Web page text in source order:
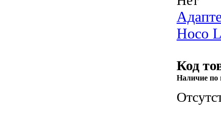
Hoco
Код
Наличие по